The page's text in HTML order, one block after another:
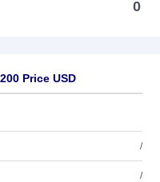
0
Price USD
/
/